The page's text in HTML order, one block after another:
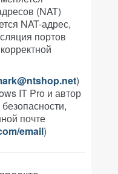
(NAT)
NAT-адрес,
портов
)
IT Pro и автор
почте
email)